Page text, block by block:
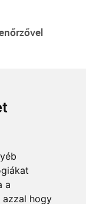
a
azzal hogy
Ezt közel